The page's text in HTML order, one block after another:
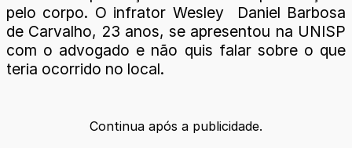
pelo corpo. O infrator Wesley Daniel Barbosa
de Carvalho, 23 anos, se apresentou na UNISP
com o advogado e não quis falar sobre o que
teria ocorrido no local.
Continua após a publicidade.